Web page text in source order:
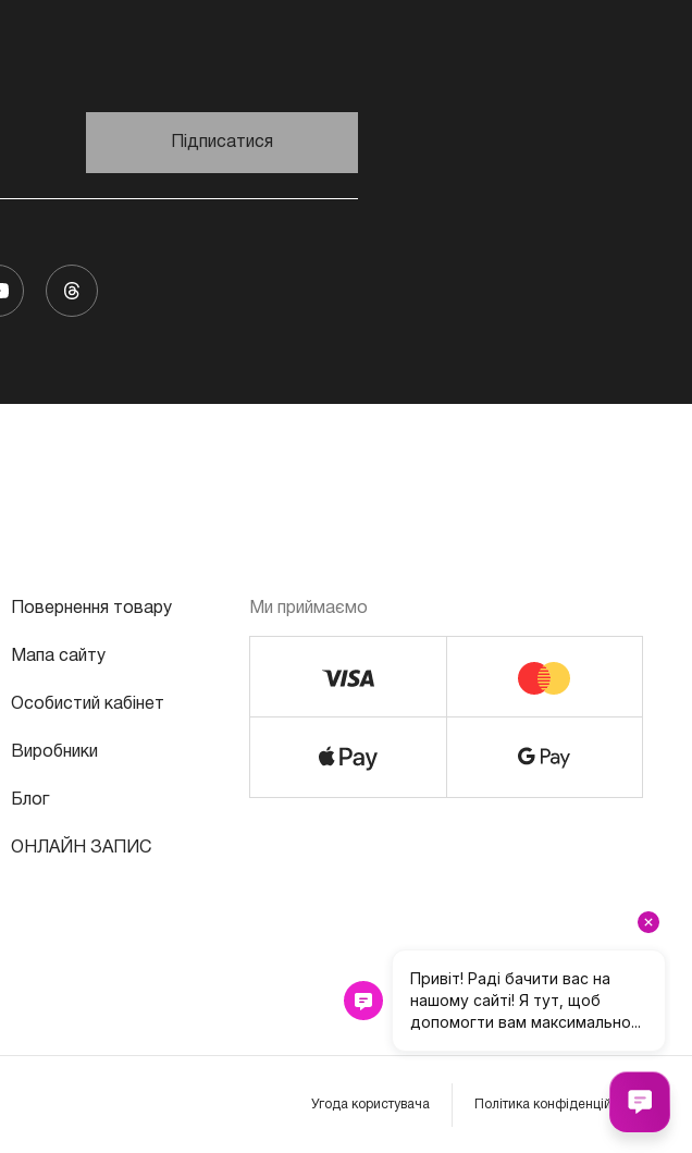
Підписатися
Повернення товару
Мапа сайту
Особистий кабінет
Виробники
Блог
ОНЛАЙН ЗАПИС
Ми приймаємо
Угода користувача Політика конфіденційності